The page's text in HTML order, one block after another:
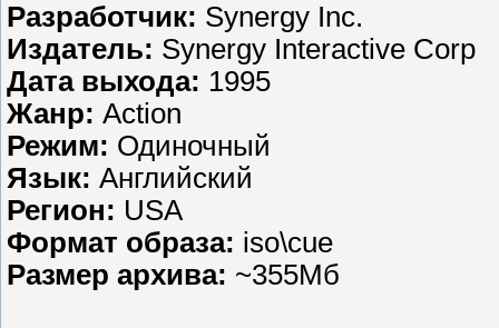
Разработчик: Synergy Inc.
Издатель: Synergy Interactive Corp
Дата выхода: 1995
Жанр: Action
Режим: Одиночный
Язык: Английский
Регион: USA
Формат образа: iso\cue
Размер архива: ~355Мб